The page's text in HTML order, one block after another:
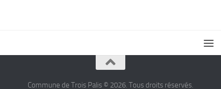
Commune de Trois Palis © 2026. Tous droits réservés.